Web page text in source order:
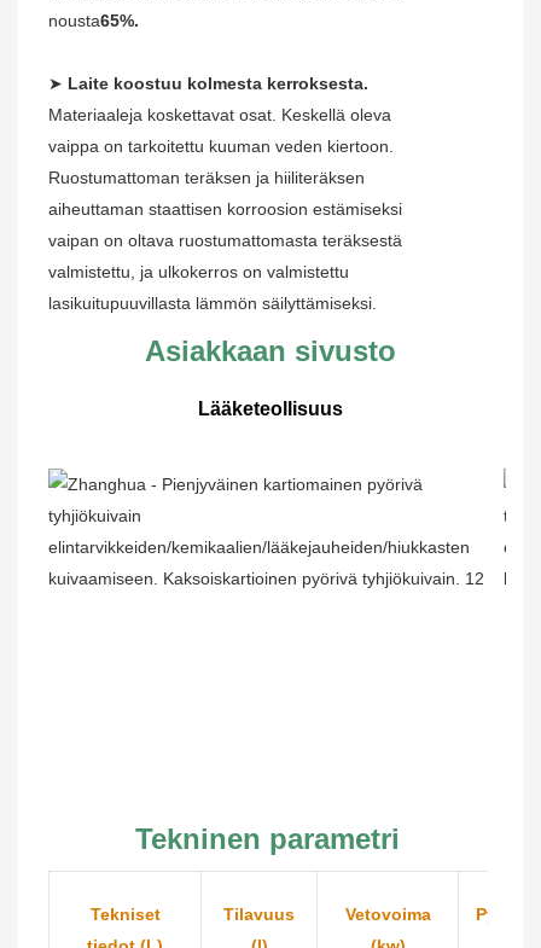
nousta65%.
➤ Laite koostuu kolmesta kerroksesta.
Materiaaleja koskettavat osat. Keskellä oleva
vaippa on tarkoitettu kuuman veden kiertoon.
Ruostumattoman teräksen ja hiiliteräksen
aiheuttaman staattisen korroosion estämiseksi
vaipan on oltava ruostumattomasta teräksestä
valmistettu, ja ulkokerros on valmistettu
lasikuitupuuvillasta lämmön säilyttämiseksi.
Asiakkaan sivusto
Lääketeollisuus
Tekninen parametri
Tekniset
Tilavuus
Vetovoima